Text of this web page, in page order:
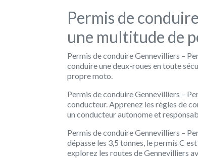
Permis de
une multitude de
Permis de conduire Gennevilliers –
conduire une deux-roues en toute
propre moto.
Permis de conduire Gennevilliers –
conducteur. Apprenez les règles de
un conducteur autonome et
Permis de conduire Gennevilliers –
dépasse les 3,5 tonnes, le permis C
explorez les routes de Gennevilliers